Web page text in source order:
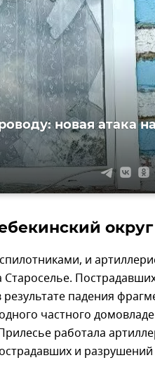
новая атака
округ
и
падения
частного
работала
и разрушений